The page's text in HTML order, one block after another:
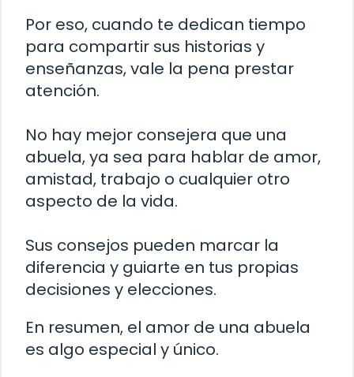
Por eso, cuando te dedican tiempo
para compartir sus historias y
enseñanzas, vale la pena prestar
atención.
No hay mejor consejera que una
abuela, ya sea para hablar de amor,
amistad, trabajo o cualquier otro
aspecto de la vida.
Sus consejos pueden marcar la
diferencia y guiarte en tus propias
decisiones y elecciones.
En resumen, el amor de una abuela
es algo especial y único.